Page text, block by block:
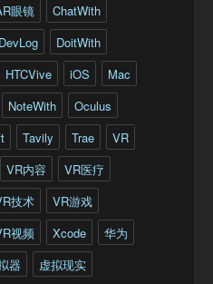
眼镜
ChatWith
DevLog
DoitWith
HTCVive iOS
Mac
NoteWith
Oculus
Tavily Trae
VR
VR内容
VR医疗
技术
VR游戏
视频 Xcode
华为
器 虚拟现实